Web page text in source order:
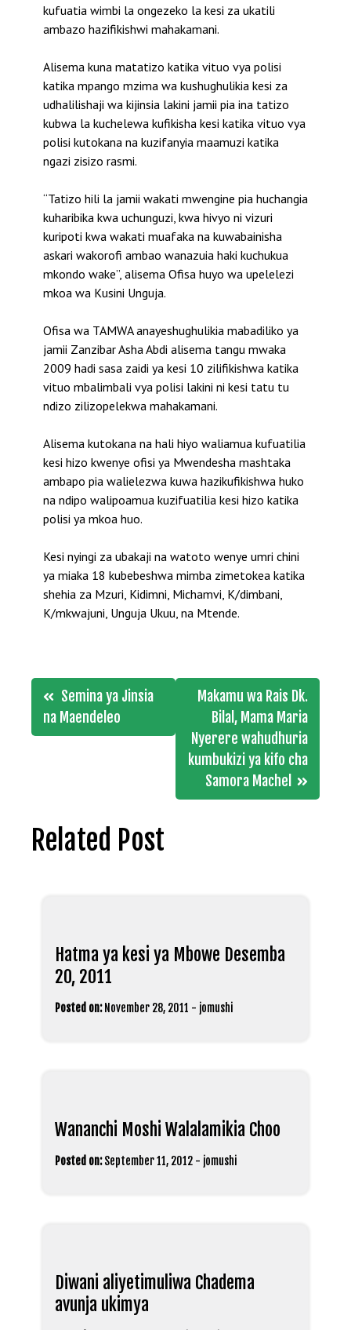
kufuatia wimbi la ongezeko la kesi za ukatili
ambazo hazifikishwi mahakamani.
Alisema kuna matatizo katika vituo vya polisi
katika mpango mzima wa kushughulikia kesi za
udhalilishaji wa kijinsia lakini jamii pia ina tatizo
kubwa la kuchelewa kufikisha kesi katika vituo vya
polisi kutokana na kuzifanyia maamuzi katika
ngazi zisizo rasmi.
“Tatizo hili la jamii wakati mwengine pia huchangia
kuharibika kwa uchunguzi, kwa hivyo ni vizuri
kuripoti kwa wakati muafaka na kuwabainisha
askari wakorofi ambao wanazuia haki kuchukua
mkondo wake”, alisema Ofisa huyo wa upelelezi
mkoa wa Kusini Unguja.
Ofisa wa TAMWA anayeshughulikia mabadiliko ya
jamii Zanzibar Asha Abdi alisema tangu mwaka
2009 hadi sasa zaidi ya kesi 10 zilifikishwa katika
vituo mbalimbali vya polisi lakini ni kesi tatu tu
ndizo zilizopelekwa mahakamani.
Alisema kutokana na hali hiyo waliamua kufuatilia
kesi hizo kwenye ofisi ya Mwendesha mashtaka
ambapo pia walielezwa kuwa hazikufikishwa huko
na ndipo walipoamua kuzifuatilia kesi hizo katika
polisi ya mkoa huo.
Kesi nyingi za ubakaji na watoto wenye umri chini
ya miaka 18 kubebeshwa mimba zimetokea katika
shehia za Mzuri, Kidimni, Michamvi, K/dimbani,
K/mkwajuni, Unguja Ukuu, na Mtende.
Post
navigation
Semina ya Jinsia
na Maendeleo
Makamu wa Rais Dk.
Bilal, Mama Maria
Nyerere wahudhuria
kumbukizi ya kifo cha
Samora Machel
Related Post
Hatma ya kesi ya Mbowe Desemba
20, 2011
Posted on: November 28, 2011 - jomushi
Wananchi Moshi Walalamikia Choo
Posted on: September 11, 2012 - jomushi
Diwani aliyetimuliwa Chadema
avunja ukimya